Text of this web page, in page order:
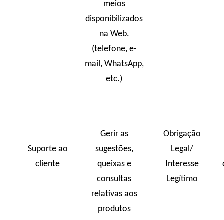
meios
disponibilizados
na Web.
(telefone, e-
mail, WhatsApp,
etc.)
Suporte ao
cliente
Gerir as
sugestões,
queixas e
consultas
relativas aos
produtos
Obrigação
Legal/
Interesse
Legítimo